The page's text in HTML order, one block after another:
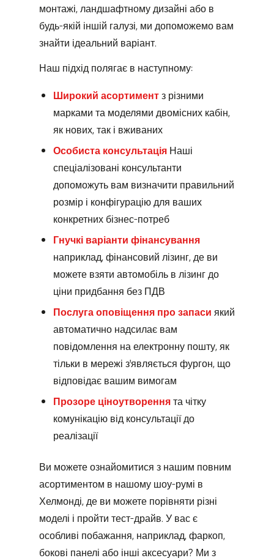
монтажі, ландшафтному дизайні або в
будь-якій іншій галузі, ми допоможемо вам
знайти ідеальний варіант.
Наш підхід полягає в наступному:
Широкий асортиментз різними
марками та моделями двомісних кабін,
як нових, так і вживаних
Особиста консультаціяНаші
спеціалізовані консультанти
допоможуть вам визначити правильний
розмір і конфігурацію для ваших
конкретних бізнес-потреб
Гнучкі варіанти фінансування
наприклад, фінансовий лізинг, де ви
можете взяти автомобіль в лізинг до
ціни придбання без ПДВ
Послуга оповіщення про запаси який
автоматично надсилає вам
повідомлення на електронну пошту, як
тільки в мережі з'являється фургон, що
відповідає вашим вимогам
Прозоре ціноутвореннята чітку
комунікацію від консультації до
реалізації
Ви можете ознайомитися з нашим повним
асортиментом в нашому шоу-румі в
Хелмонді, де ви можете порівняти різні
моделі і пройти тест-драйв. У вас є
особливі побажання, наприклад, фаркоп,
бокові панелі або інші аксесуари? Ми з